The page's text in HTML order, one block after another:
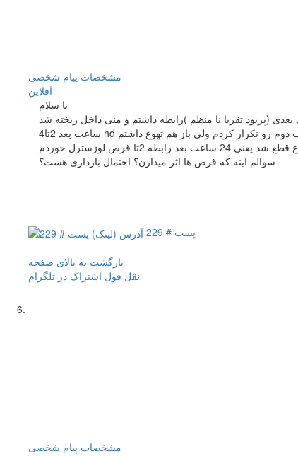
مشخصات پیام شخصی
آفلاين
با سلام
2تا قرص لوژسترل خوردم
سوالم اینه که قرص ها اثر میذارن؟ احتمال بارداری هست؟
پست # 229
بازگشت به بالای صفحه
نقل قول اشتراک در تلگرام
مشخصات پیام شخصی